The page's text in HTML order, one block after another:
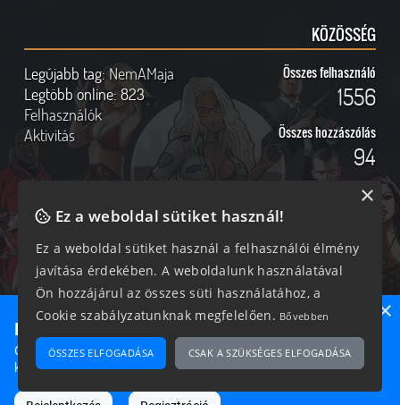
KÖZÖSSÉG
Legújabb tag:NemAMaja
Legtöbb online:823
Felhasználók
Aktivitás
Összes felhasználó
1556
Összes hozzászólás
94
Online felhasználók
243 vendég, 0 tag
Kövess Minket!
2026 © Magyar GTA Közösség
hozzájárulásával és a forrás megjelölésével használhatóak fel.
Ne maradj le semmiről!
Csatlakozz most hozzánk, hogy megtudd, milyen egy igazi
közösséghez tartozni!
×
Ez a weboldal sütiket használ!
Ez a weboldal sütiket használ a felhasználói élmény
javítása érdekében. A weboldalunk használatával
Ön hozzájárul az összes süti használatához, a
Cookie szabályzatunknak megfelelően. Bővebben
ÖSSZES ELFOGADÁSA CSAK A SZÜKSÉGES ELFOGADÁSA
×